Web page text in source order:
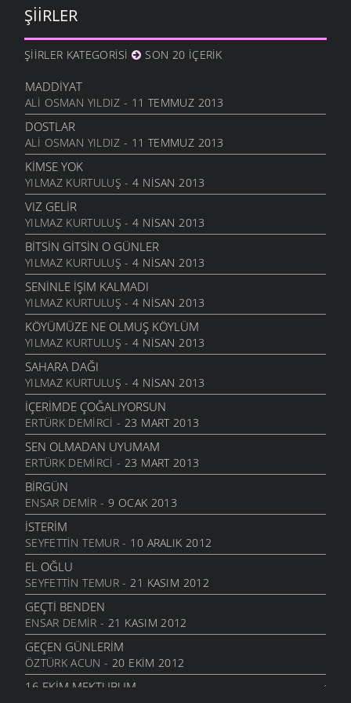
DURDUM
10 ARALIK 2011
ANAM
HESLER
27 KASIM 2011
BILEMEDIM
24 KASIM 2011
VARDIR
5 KASIM 2011
TOPRAKTIR
5 KASIM 2011
BITTI ÖĞRETMENIM
22 AĞUSTOS 2011
GENÇIYAN
15 AĞUSTOS 2011
ALDIRMA GÜLÜM
13 AĞUSTOS 2011
BENDE VARIM
24 TEMMUZ 2011
SARI KIZ
16 TEMMUZ 2011
GELIN CANLAR
3 TEMMUZ 2011
ARTVINIM II
29 HAZIRAN 2011
İNANMIŞTIN
26 HAZIRAN 2011
MANILER
10 HAZIRAN 2011
SÜRDÜM ATIMI
3 HAZIRAN 2011
ARKADAŞ
1 HAZIRAN 2011
ŞIIRLER
ŞIIRLER KATEGORISI SON 20 İÇERIK
MADDIYAT
ALI OSMAN YILDIZ - 11 TEMMUZ 2013
DOSTLAR
ALI OSMAN YILDIZ - 11 TEMMUZ 2013
KIMSE YOK
YILMAZ KURTULUŞ - 4 NISAN 2013
VIZ GELIR
YILMAZ KURTULUŞ - 4 NISAN 2013
BITSIN GITSIN O GÜNLER
YILMAZ KURTULUŞ - 4 NISAN 2013
SENINLE İŞIM KALMADI
YILMAZ KURTULUŞ - 4 NISAN 2013
KÖYÜMÜZE NE OLMUŞ KÖYLÜM
YILMAZ KURTULUŞ - 4 NISAN 2013
SAHARA DAĞI
YILMAZ KURTULUŞ - 4 NISAN 2013
İÇERIMDE ÇOĞALIYORSUN
ERTÜRK DEMIRCI - 23 MART 2013
SEN OLMADAN UYUMAM
ERTÜRK DEMIRCI - 23 MART 2013
BIRGÜN
ENSAR DEMIR - 9 OCAK 2013
İSTERIM
SEYFETTIN TEMUR- 10 ARALIK 2012
EL OĞLU
SEYFETTIN TEMUR- 21 KASIM 2012
GEÇTI BENDEN
ENSAR DEMIR - 21 KASIM 2012
GEÇEN GÜNLERIM
ÖZTÜRK ACUN - 20 EKIM 2012
16.EKIM MEKTUBUM